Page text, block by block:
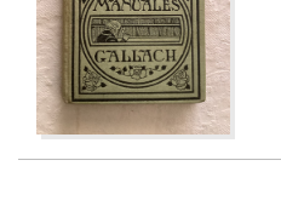
Otros idiomas
Papás, Mamás, bebés...